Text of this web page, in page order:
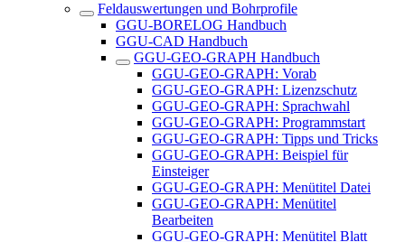
Feldauswertungen und Bohrprofile
GGU-BORELOG Handbuch
GGU-CAD Handbuch
GGU-GEO-GRAPH Handbuch
GGU-GEO-GRAPH: Vorab
GGU-GEO-GRAPH: Lizenzschutz
GGU-GEO-GRAPH: Sprachwahl
GGU-GEO-GRAPH: Programmstart
GGU-GEO-GRAPH: Tipps und Tricks
GGU-GEO-GRAPH: Beispiel für
Einsteiger
GGU-GEO-GRAPH: Menütitel Datei
GGU-GEO-GRAPH: Menütitel
Bearbeiten
GGU-GEO-GRAPH: Menütitel Blatt